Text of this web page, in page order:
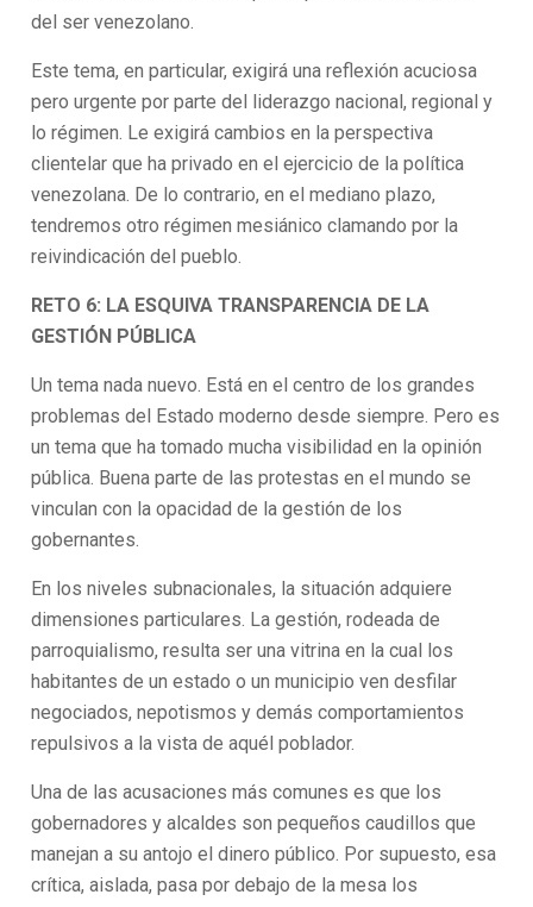
del ser venezolano.
Este tema, en particular, exigirá una reflexión acuciosa
pero urgente por parte del liderazgo nacional, regional y
lo régimen. Le exigirá cambios en la perspectiva
clientelar que ha privado en el ejercicio de la política
venezolana. De lo contrario, en el mediano plazo,
tendremos otro régimen mesiánico clamando por la
reivindicación del pueblo.
RETO 6: LA ESQUIVA TRANSPARENCIA DE LA
GESTIÓN PÚBLICA
Un tema nada nuevo. Está en el centro de los grandes
problemas del Estado moderno desde siempre. Pero es
un tema que ha tomado mucha visibilidad en la opinión
pública. Buena parte de las protestas en el mundo se
vinculan con la opacidad de la gestión de los
gobernantes.
En los niveles subnacionales, la situación adquiere
dimensiones particulares. La gestión, rodeada de
parroquialismo, resulta ser una vitrina en la cual los
habitantes de un estado o un municipio ven desfilar
negociados, nepotismos y demás comportamientos
repulsivos a la vista de aquél poblador.
Una de las acusaciones más comunes es que los
gobernadores y alcaldes son pequeños caudillos que
manejan a su antojo el dinero público. Por supuesto, esa
crítica, aislada, pasa por debajo de la mesa los